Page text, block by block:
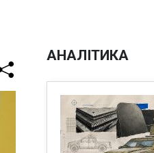
АНАЛІТИКА